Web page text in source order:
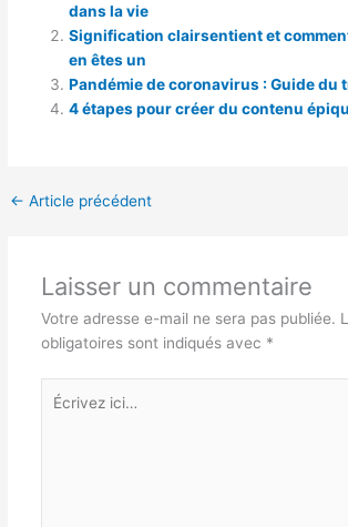
dans la vie
Signification clairsentient et
en êtes un
Pandémie de coronavirus : Guide du
4 étapes pour créer du contenu
← Article précédent
Laisser un commentaire
Votre adresse e-mail ne sera pas publiée.
obligatoires sont indiqués avec *
Écrivez
ici…